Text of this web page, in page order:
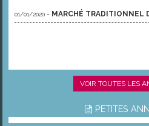
01/01/2020 - MARCHÉ TRADITIONNEL
VOIR TOUTES LES
PETITES